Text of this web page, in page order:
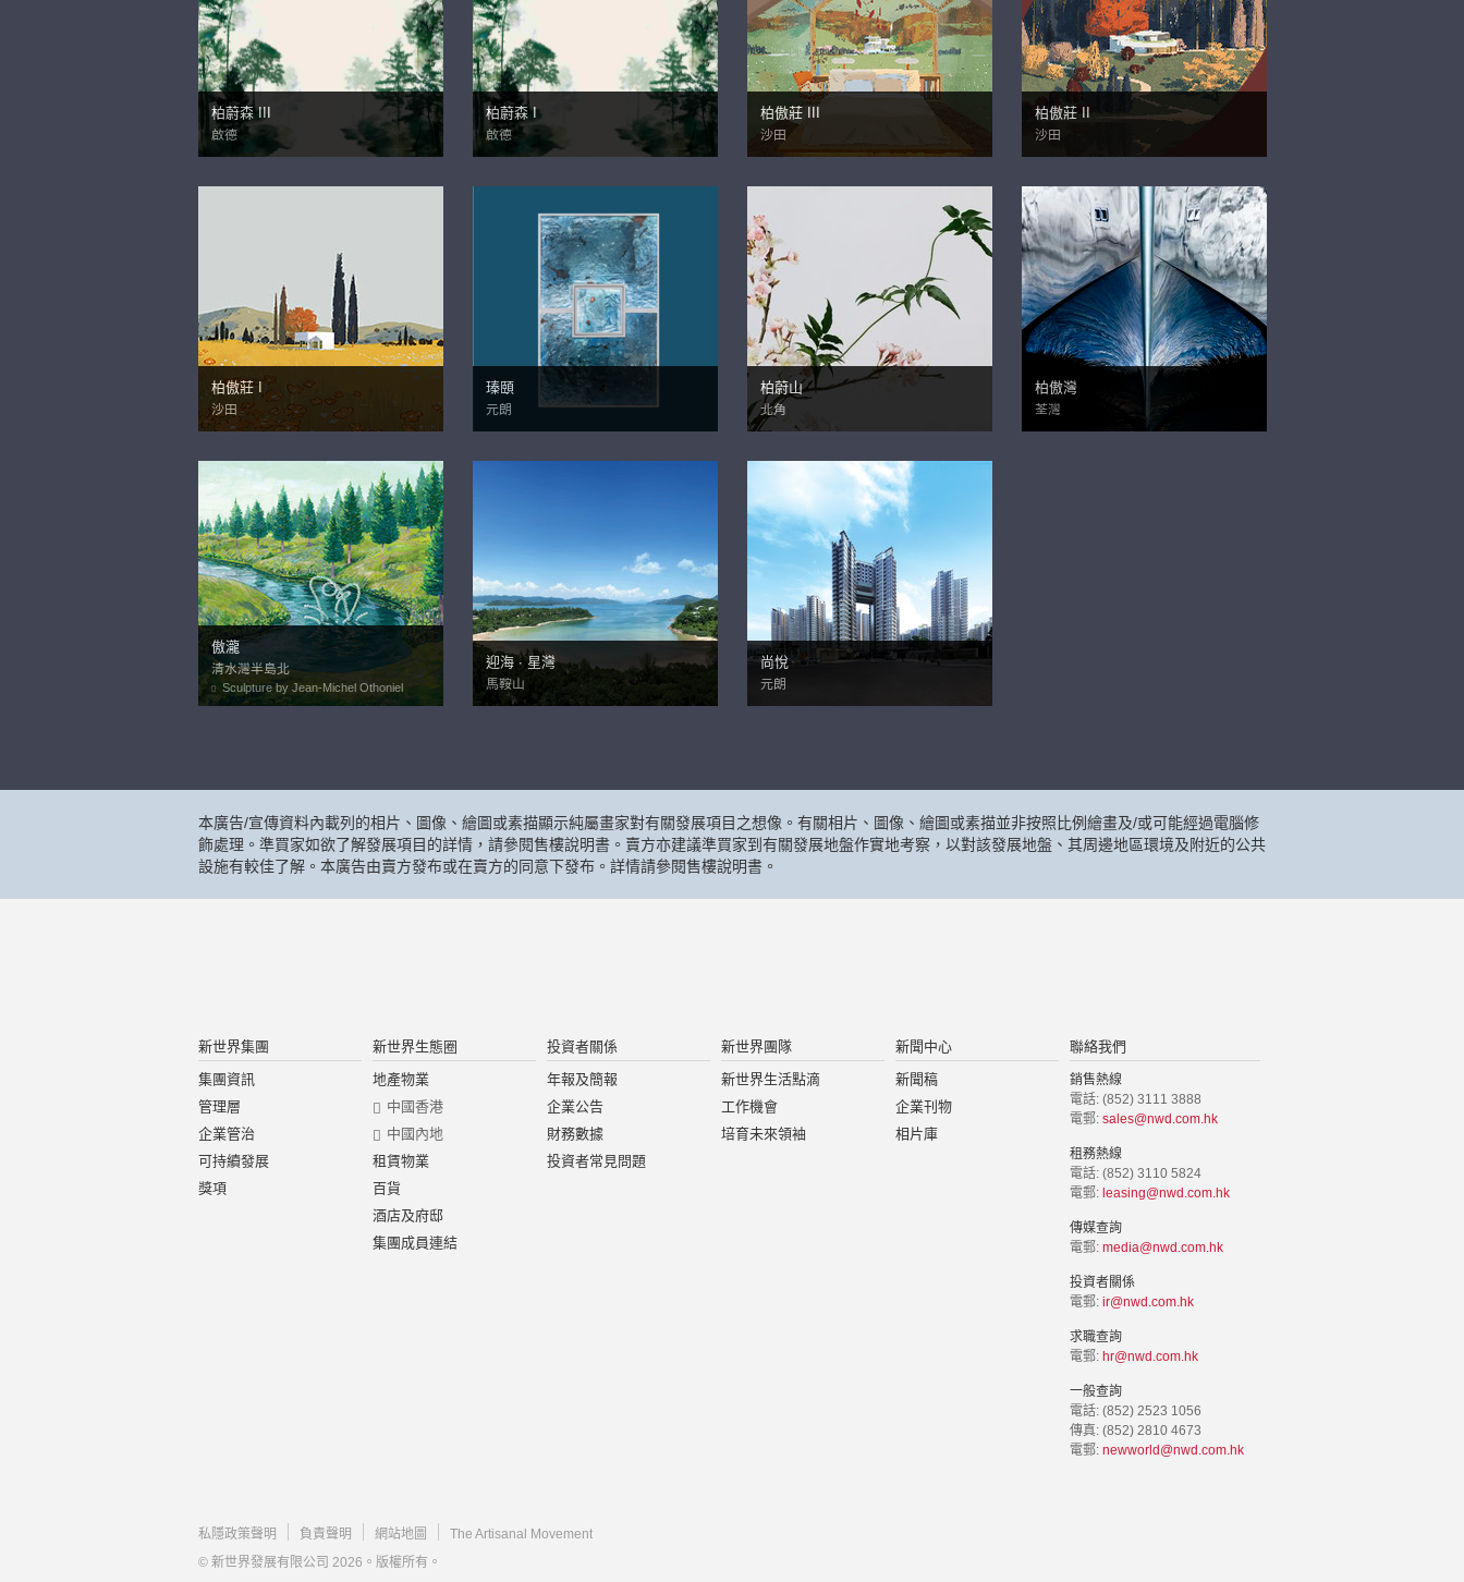
柏蔚森 III
啟德
柏蔚森 I
啟德
柏傲莊 III
沙田
柏傲莊 II
沙田
柏傲莊 I
沙田
瑧頤
元朗
柏蔚山
北角
柏傲灣
荃灣
傲瀧
清水灣半島北
Sculpture by Jean-Michel Othoniel
迎海 ∙ 星灣
馬鞍山
尚悅
元朗
本廣告/宣傳資料內載列的相片、圖像、繪圖或素描顯示純屬畫家對有關發展項目之想像。有關相片、圖像、繪圖或素描並非按照比例繪畫及/或可能經過電腦修
飾處理。準買家如欲了解發展項目的詳情，請參閱售樓說明書。賣方亦建議準買家到有關發展地盤作實地考察，以對該發展地盤、其周邊地區環境及附近的公共
設施有較佳了解。本廣告由賣方發布或在賣方的同意下發布。詳情請參閱售樓說明書。
新世界集團
集團資訊
管理層
企業管治
可持續發展
獎項
新世界生態圈
地產物業
中國香港
中國內地
租賃物業
百貨
酒店及府邸
集團成員連結
投資者關係
年報及簡報
企業公告
財務數據
投資者常見問題
新世界團隊
新世界生活點滴
工作機會
培育未來領袖
新聞中心
新聞稿
企業刊物
相片庫
聯絡我們
銷售熱線
電話: (852) 3111 3888
電郵: sales@nwd.com.hk
租務熱線
電話: (852) 3110 5824
電郵: leasing@nwd.com.hk
傳媒查詢
電郵: media@nwd.com.hk
投資者關係
電郵: ir@nwd.com.hk
求職查詢
電郵: hr@nwd.com.hk
一般查詢
電話: (852) 2523 1056
傳真: (852) 2810 4673
電郵: newworld@nwd.com.hk
私隱政策聲明 負責聲明 網站地圖
The Artisanal Movement
© 新世界發展有限公司 2026。版權所有。